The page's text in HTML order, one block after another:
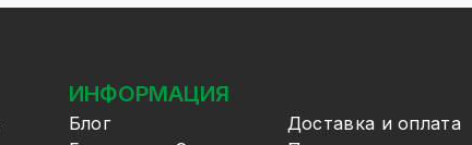
ИНФОРМАЦИЯ
Блог
Доставка и оплата